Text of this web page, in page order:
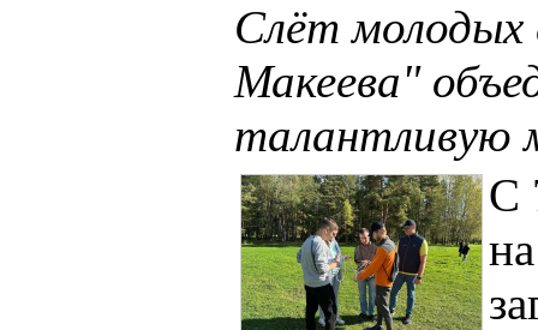
Слёт
Макеева"
талантливую
С